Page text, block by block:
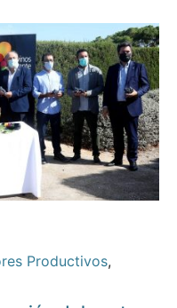
Productivos,